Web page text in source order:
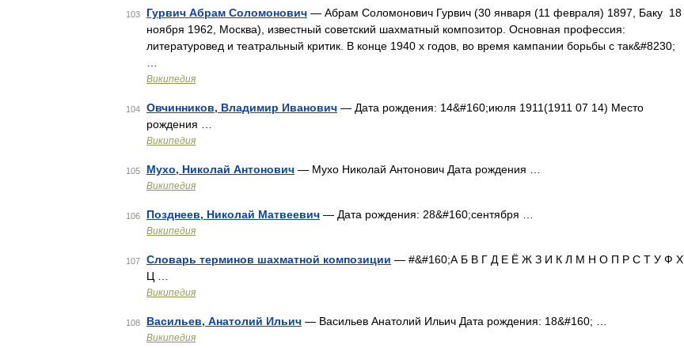
103 Гурвич Абрам Соломонович — Абрам Соломонович Гурвич (30 января (11 февраля) 1897, Баку 18
ноября 1962, Москва), известный советский шахматный композитор. Основная профессия:
литературовед и театральный критик. В конце 1940 х годов, во время кампании борьбы с так&#8230;
Википедия
104 Овчинников, Владимир Иванович — Дата рождения: 14&#160;июля 1911(1911 07 14) Место
рождения …
Википедия
105 Мухо, Николай Антонович — Мухо Николай Антонович Дата рождения …
Википедия
106 Позднеев, Николай Матвеевич — Дата рождения: 28&#160;сентября …
Википедия
107 Словарь терминов шахматной композиции — #&#160;А Б В Г Д Е Ё Ж З И К Л М Н О П Р С Т У Ф Х
Ц …
Википедия
108 Васильев, Анатолий Ильич — Васильев Анатолий Ильич Дата рождения: 18&#160; …
Википедия